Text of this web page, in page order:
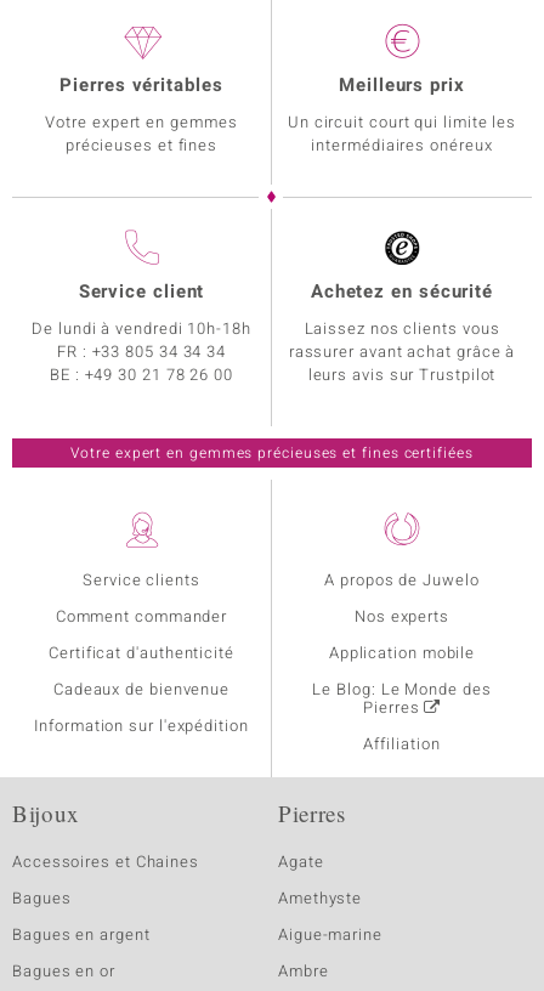
Service clients
Comment commander
Certificat d'authenticité
Cadeaux de bienvenue
Information sur l'expédition
A propos de Juwelo
Nos experts
Application mobile
Le Blog: Le Monde des
Pierres
Affiliation
Pierres véritables
Votre expert en gemmes
précieuses et fines
Meilleurs prix
Un circuit court qui limite les
intermédiaires onéreux
Service client
De lundi à vendredi 10h-18h
FR : +33 805 34 34 34
BE : +49 30 21 78 26 00
Achetez en sécurité
Laissez nos clients vous
rassurer avant achat grâce à
leurs avis sur Trustpilot
Votre expert en gemmes précieuses et fines certifiées
Bijoux
Accessoires et Chaines
Bagues
Bagues en argent
Bagues en or
Pierres
Agate
Amethyste
Aigue-marine
Ambre